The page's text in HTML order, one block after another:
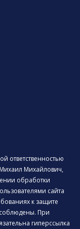
ответственностью
Михайлович,
обработки
сайта
к защите
При
гиперссылка